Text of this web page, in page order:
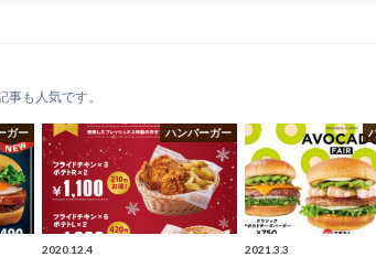
事も人気です。
ガー ハンバーガー
2020.12.4 2021.3.3